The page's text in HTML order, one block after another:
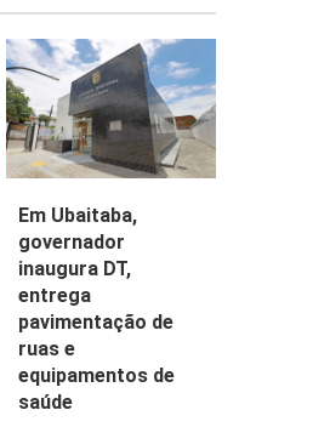
Em Ubaitaba,
governador
inaugura DT,
entrega
pavimentação de
ruas e
equipamentos de
saúde